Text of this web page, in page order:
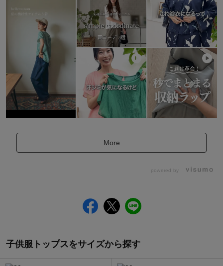
More
powered by
子供服トップスをサイズから探す